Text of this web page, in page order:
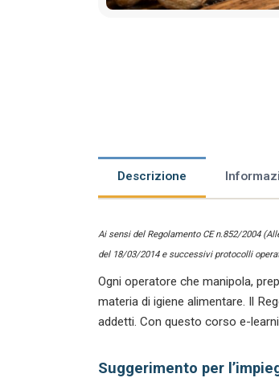
Descrizione
Ai sensi del Regolamento CE n.852/2004
del 18/03/2014 e successivi protocolli
Ogni operatore che manipola,
materia di igiene alimentare. Il
addetti. Con questo corso e-
Suggerimento per